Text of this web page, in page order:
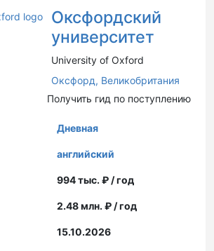
Оксфордский
университет
University of Oxford
Оксфорд, Великобритания
Получить гид по поступлению
Дневная
английский
994 тыс. ₽ / год
2.48 млн. ₽ / год
15.10.2026